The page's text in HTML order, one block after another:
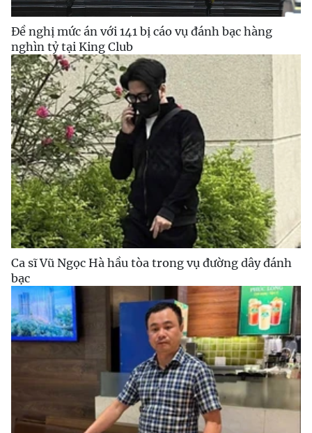
Đề nghị mức án với 141 bị cáo vụ đánh bạc hàng
nghìn tỷ tại King Club
Ca sĩ Vũ Ngọc Hà hầu tòa trong vụ đường dây đánh
bạc